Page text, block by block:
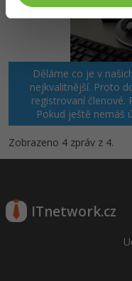
Děláme co je v
nejkvalitnější. Proto
registrovaní členové.
Pokud ještě nemáš
Zobrazeno 4 zpráv z 4.
ITnetwork.cz